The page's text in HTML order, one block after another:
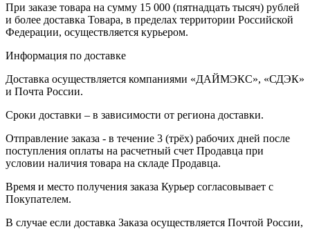
При заказе товара на сумму 15 000 (пятнадцать тысяч) рублей
и более доставка Товара, в пределах территории Российской
Федерации, осуществляется курьером.
Информация по доставке
Доставка осуществляется компаниями «ДАЙМЭКС», «СДЭК»
и Почта России.
Сроки доставки – в зависимости от региона доставки.
Отправление заказа - в течение 3 (трёх) рабочих дней после
поступления оплаты на расчетный счет Продавца при
условии наличия товара на складе Продавца.
Время и место получения заказа Курьер согласовывает с
Покупателем.
В случае если доставка Заказа осуществляется Почтой России,